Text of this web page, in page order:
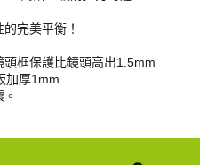
完美平衡！
框保護比鏡頭高出1.5mm
加厚1mm